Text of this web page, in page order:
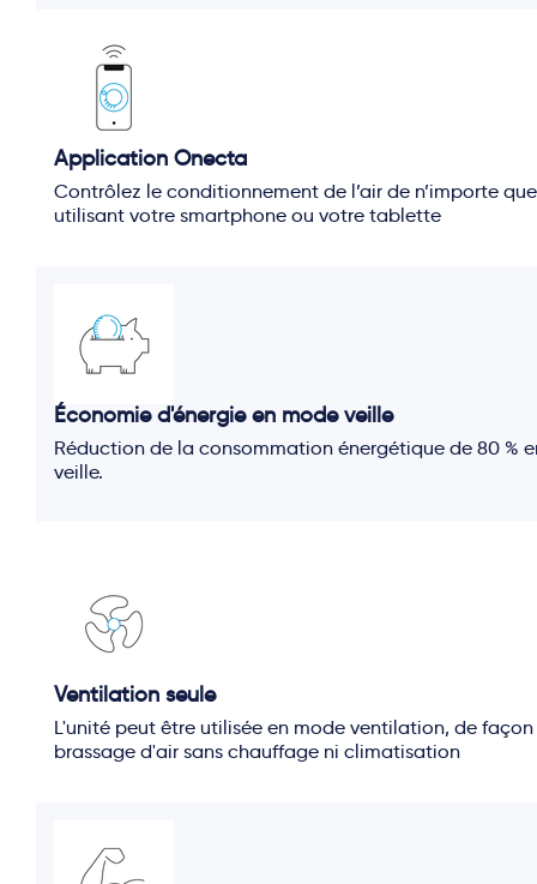
Application Onecta
Contrôlez le conditionnement de l’air de n’importe
utilisant votre smartphone ou votre tablette
Économie d'énergie en mode veille
Réduction de la consommation énergétique de 80 %
veille.
Ventilation seule
L'unité peut être utilisée en mode ventilation, de
brassage d'air sans chauffage ni climatisation